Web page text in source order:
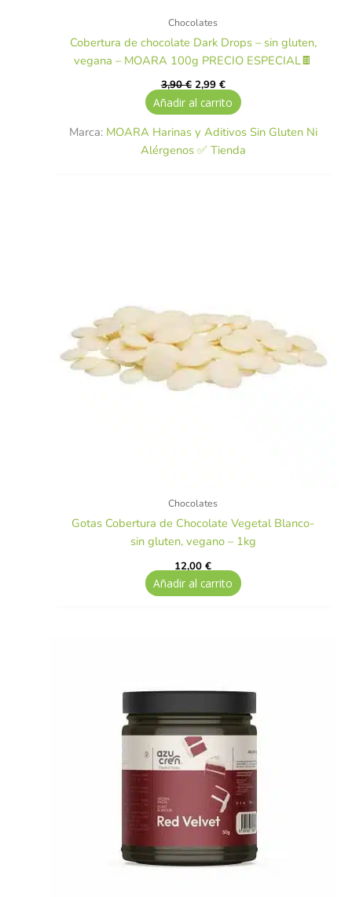
Chocolates
Cobertura de chocolate Dark Drops – sin gluten,
vegana – MOARA 100g PRECIO ESPECIAL🍫
3,90€ 2,99 €
Añadir al carrito
Marca: MOARA Harinas y Aditivos Sin Gluten Ni
Alérgenos ✅ Tienda
Chocolates
Gotas Cobertura de Chocolate Vegetal Blanco-
sin gluten, vegano – 1kg
12,00€
Añadir al carrito